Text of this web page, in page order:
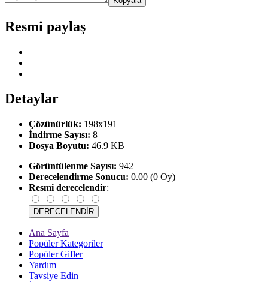
Resmi paylaş
Detaylar
Çözünürlük: 198x191
İndirme Sayısı: 8
Dosya Boyutu: 46.9 KB
Görüntülenme Sayısı: 942
Derecelendirme Sonucu: 0.00 (0 Oy)
Resmi derecelendir:
Ana Sayfa
Popüler Kategoriler
Popüler Gifler
Yardım
Tavsiye Edin